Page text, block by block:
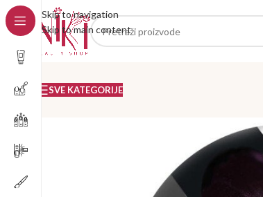
Skip to navigation
Skip to main content
SVE KATEGORIJE